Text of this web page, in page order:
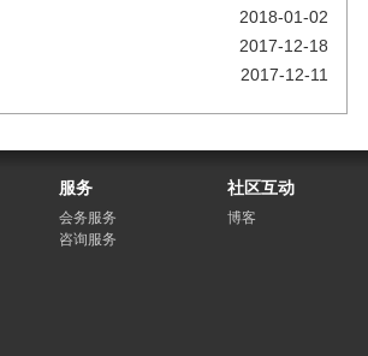
2018-01-02
2017-12-18
2017-12-11
服务
会务服务
咨询服务
社区互动
博客